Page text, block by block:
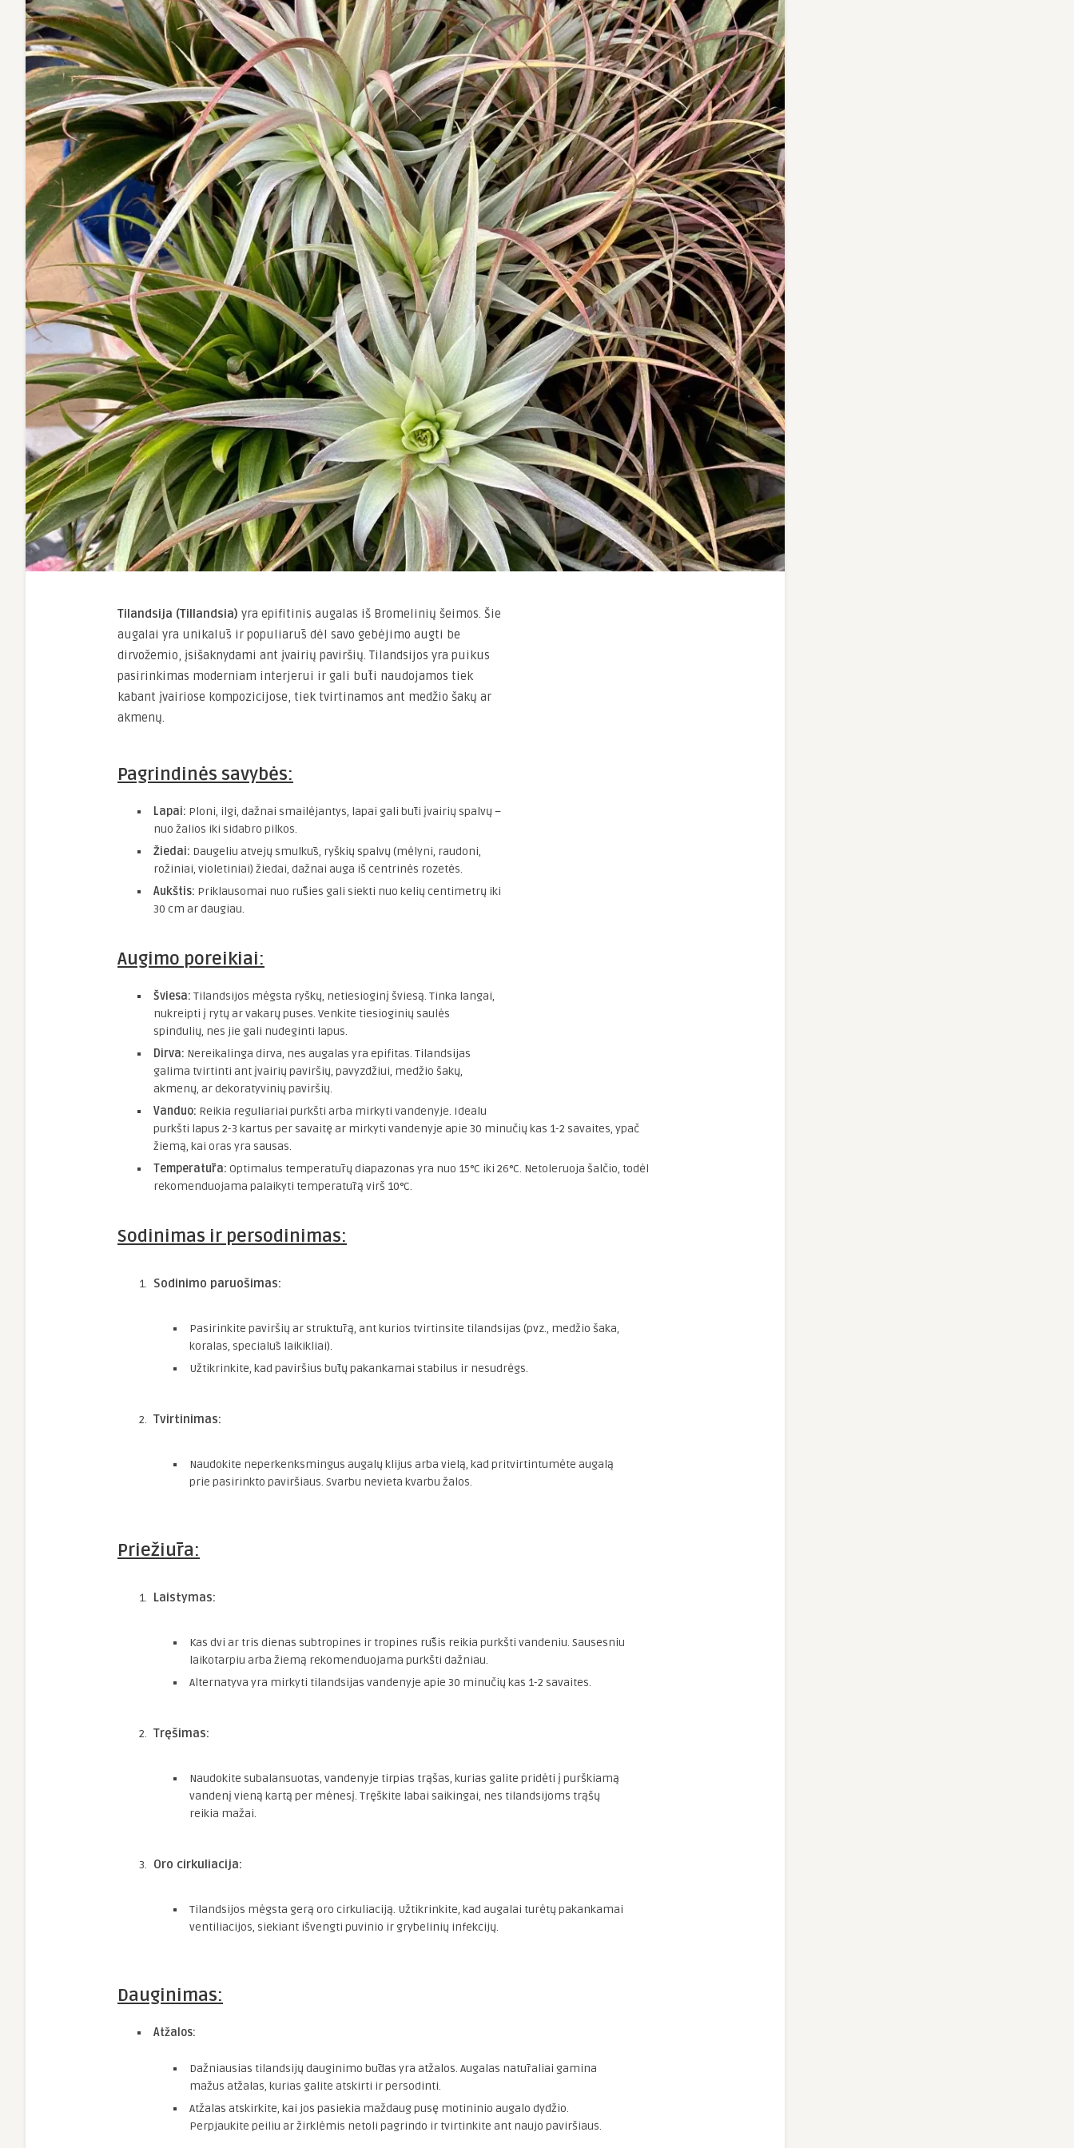
Tilandsija (Tillandsia) yra epifitinis augalas iš Bromelinių šeimos. Šie
augalai yra unikalūs ir populiarūs dėl savo gebėjimo augti be
dirvožemio, įsišaknydami ant įvairių paviršių. Tilandsijos yra puikus
pasirinkimas moderniam interjerui ir gali būti naudojamos tiek
kabant įvairiose kompozicijose, tiek tvirtinamos ant medžio šakų ar
akmenų.
Pagrindinės savybės:
Lapai: Ploni, ilgi, dažnai smailėjantys, lapai gali būti įvairių spalvų –
nuo žalios iki sidabro pilkos.
Žiedai: Daugeliu atvejų smulkūs, ryškių spalvų (mėlyni, raudoni,
rožiniai, violetiniai) žiedai, dažnai auga iš centrinės rozetės.
Aukštis: Priklausomai nuo rūšies gali siekti nuo kelių centimetrų iki
30 cm ar daugiau.
Augimo poreikiai:
Šviesa: Tilandsijos mėgsta ryškų, netiesioginį šviesą. Tinka langai,
nukreipti į rytų ar vakarų puses. Venkite tiesioginių saulės
spindulių, nes jie gali nudeginti lapus.
Dirva: Nereikalinga dirva, nes augalas yra epifitas. Tilandsijas
galima tvirtinti ant įvairių paviršių, pavyzdžiui, medžio šakų,
akmenų, ar dekoratyvinių paviršių.
Vanduo: Reikia reguliariai purkšti arba mirkyti vandenyje. Idealu
purkšti lapus 2-3 kartus per savaitę ar mirkyti vandenyje apie 30 minučių kas 1-2 savaites, ypač
žiemą, kai oras yra sausas.
Temperatūra: Optimalus temperatūrų diapazonas yra nuo 15°C iki 26°C. Netoleruoja šalčio, todėl
rekomenduojama palaikyti temperatūrą virš 10°C.
Sodinimas ir persodinimas:
Sodinimo paruošimas:
Pasirinkite paviršių ar struktūrą, ant kurios tvirtinsite tilandsijas (pvz., medžio šaka,
koralas, specialūs laikikliai).
Užtikrinkite, kad paviršius būtų pakankamai stabilus ir nesudrėgs.
Tvirtinimas:
Naudokite neperkenksmingus augalų klijus arba vielą, kad pritvirtintumėte augalą
prie pasirinkto paviršiaus. Svarbu nevieta kvarbu žalos.
Priežiūra:
Laistymas:
Kas dvi ar tris dienas subtropines ir tropines rūšis reikia purkšti vandeniu. Sausesniu
laikotarpiu arba žiemą rekomenduojama purkšti dažniau.
Alternatyva yra mirkyti tilandsijas vandenyje apie 30 minučių kas 1-2 savaites.
Tręšimas:
Naudokite subalansuotas, vandenyje tirpias trąšas, kurias galite pridėti į purškiamą
vandenį vieną kartą per mėnesį. Tręškite labai saikingai, nes tilandsijoms trąšų
reikia mažai.
Oro cirkuliacija:
Tilandsijos mėgsta gerą oro cirkuliaciją. Užtikrinkite, kad augalai turėtų pakankamai
ventiliacijos, siekiant išvengti puvinio ir grybelinių infekcijų.
Dauginimas:
Atžalos:
Dažniausias tilandsijų dauginimo būdas yra atžalos. Augalas natūraliai gamina
mažus atžalas, kurias galite atskirti ir persodinti.
Atžalas atskirkite, kai jos pasiekia maždaug pusę motininio augalo dydžio.
Perpjaukite peiliu ar žirklėmis netoli pagrindo ir tvirtinkite ant naujo paviršiaus.